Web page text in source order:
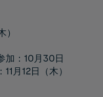
加：10月30日
月12日（木）